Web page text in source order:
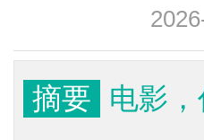
摘要
电影